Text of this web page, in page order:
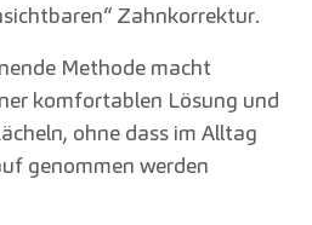
Zahnkorrektur.
Methode macht
komfortablen Lösung und
ohne dass im Alltag
genommen werden